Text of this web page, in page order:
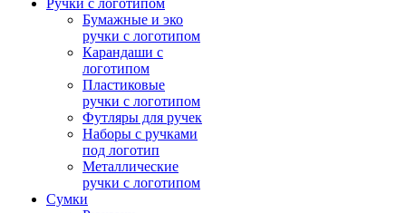
Ручки с логотипом
Бумажные и эко
ручки с логотипом
Карандаши с
логотипом
Пластиковые
ручки с логотипом
Футляры для ручек
Наборы с ручками
под логотип
Металлические
ручки с логотипом
Сумки